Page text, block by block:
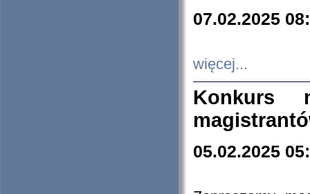
07.02.2025
więcej...
Konkurs
05.02.2025